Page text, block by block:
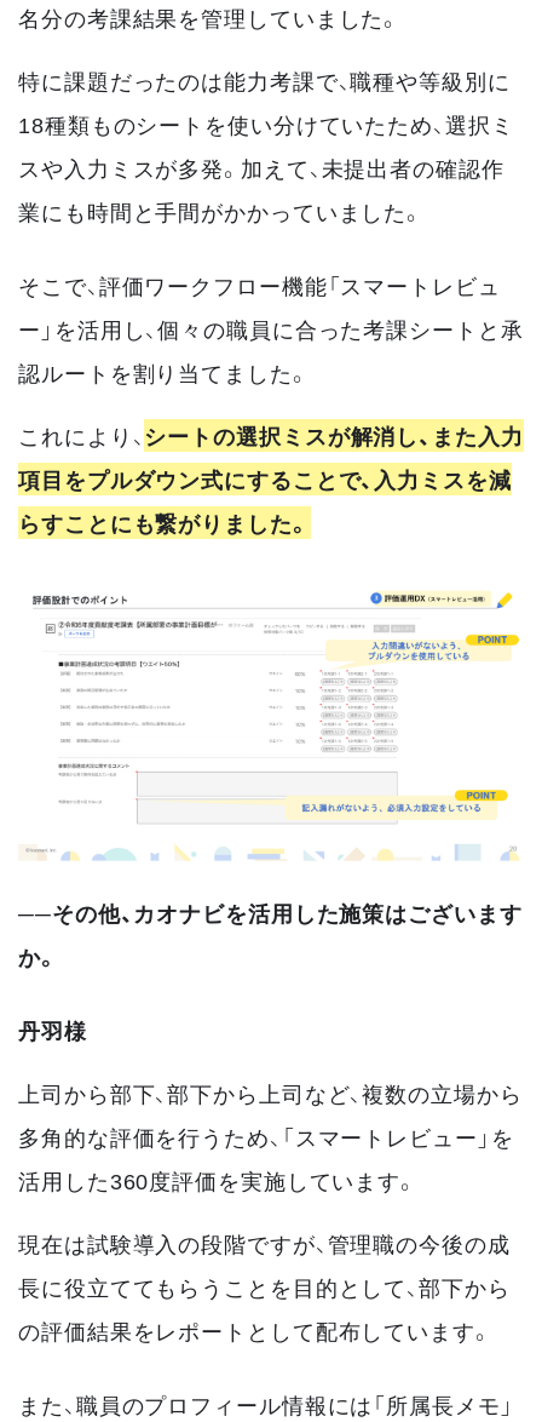
名分の考課結果を管理していました。
特に課題だったのは能力考課で、職種や等級別に
18種類ものシートを使い分けていたため、選択ミ
スや入力ミスが多発。加えて、未提出者の確認作
業にも時間と手間がかかっていました。
そこで、評価ワークフロー機能「スマートレビュ
ー」を活用し、個々の職員に合った考課シートと承
認ルートを割り当てました。
これにより、シートの選択ミスが解消し、また入力
項目をプルダウン式にすることで、入力ミスを減
らすことにも繋がりました。
──その他、カオナビを活用した施策はございます
か。
丹羽様
上司から部下、部下から上司など、複数の立場から
多角的な評価を行うため、「スマートレビュー」を
活用した360度評価を実施しています。
現在は試験導入の段階ですが、管理職の今後の成
長に役立ててもらうことを目的として、部下から
の評価結果をレポートとして配布しています。
また、職員のプロフィール情報には「所属長メモ」